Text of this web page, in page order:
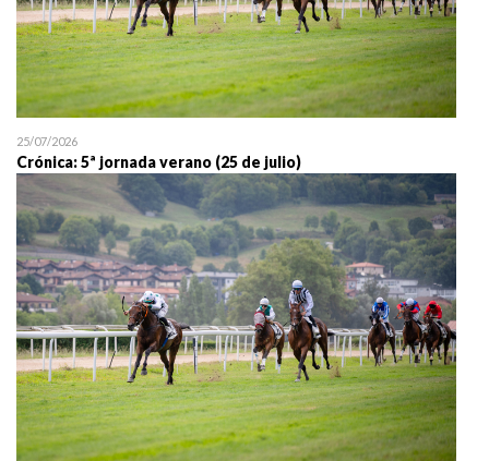
25/07/2026
Crónica: 5ª jornada verano (25 de julio)